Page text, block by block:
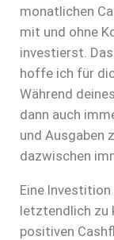
monatlichen
mit und ohne
investierst.
hoffe ich für
Während
dann auch
und Ausgaben
dazwischen
Eine
letztendlich zu
positiven